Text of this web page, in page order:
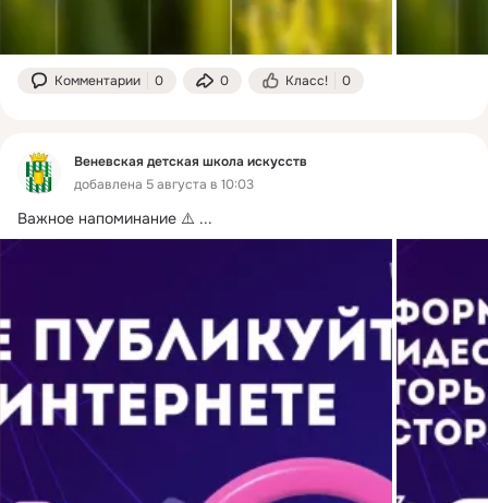
Комментарии 0 0 Класс! 0
Веневская детская школа искусств
добавлена 5 августа в 10:03
Важное напоминание ⚠️ ...